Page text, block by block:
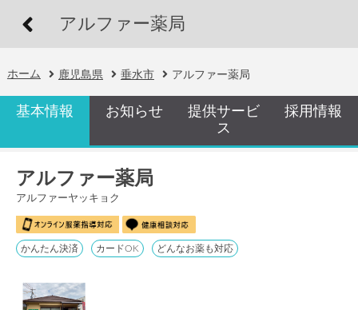
アルファー薬局
ホーム 鹿児島県 垂水市 アルファー薬局
基本情報 お知らせ
提供サービ
ス
採用情報
アルファー薬局
アルファーヤッキョク
かんたん決済 カードOK どんなお薬も対応